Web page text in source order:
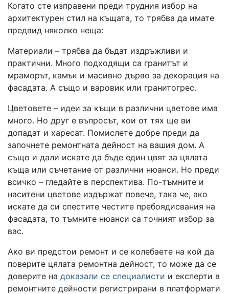
Когато сте изправени преди трудния избор на
архитектурен стил на къщата, то трябва да имате
предвид няколко неща:
Материали – трябва да бъдат издръжливи и
практични. Много подходящи са гранитът и
мраморът, камък и масивно дърво за декорация на
фасадата. А също и варовик или гранитогрес.
Цветовете – идеи за къщи в различни цветове има
много. Но друг е въпросът, кои от тях ще ви
допадат и харесат. Помислете добре преди да
започнете ремонтната дейност на вашия дом. А
също и дали искате да бъде един цвят за цялата
къща или съчетание от различни нюанси. Но преди
всичко – гледайте в перспектива. По-тъмните и
наситени цветове издържат повече, така че, ако
искате да си спестите честите пребоядисвания на
фасадата, то тъмните нюанси са точният избор за
вас.
Ако ви предстои ремонт и се колебаете на кой да
поверите цялата ремонтна дейност, то може да се
доверите на доказали се специалисти и експерти в
ремонтните дейности регистрирани в платформати